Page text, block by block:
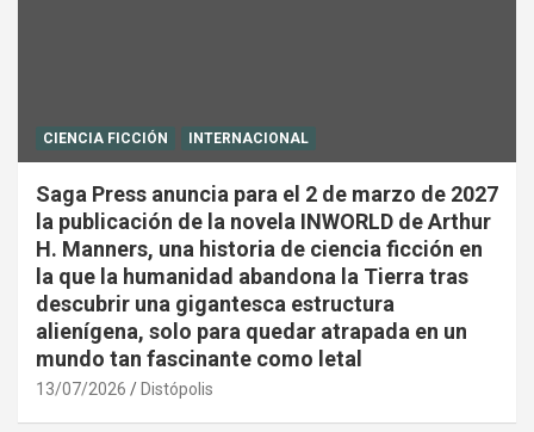
CIENCIA FICCIÓN INTERNACIONAL
Saga Press anuncia para el 2 de marzo de 2027
la publicación de la novela INWORLD de Arthur
H. Manners, una historia de ciencia ficción en
la que la humanidad abandona la Tierra tras
descubrir una gigantesca estructura
alienígena, solo para quedar atrapada en un
mundo tan fascinante como letal
13/07/2026 Distópolis